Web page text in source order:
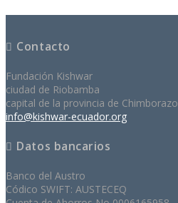
Contacto
Fundación Kishwar
ciudad de Riobamba
capital de la provincia de Chimborazo
info@kishwar-ecuador.org
Datos bancarios
Banco del Austro
Códico SWIFT: AUSTECEQ